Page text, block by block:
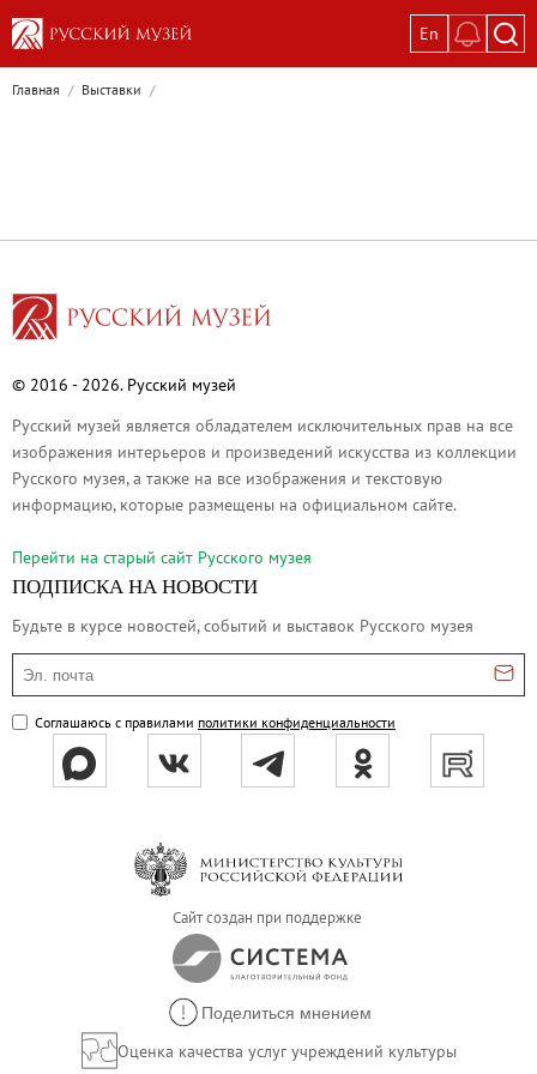
En
Выставки
Окрестности Санкт-Петербурга в
Памяти Киры Владимировны
Постоянные экспозиции
Русское искусство первой половины
Древнерусское искусство ХII—XVII
Русское искусство XVIII века
Русское искусство второй половины
Русское народное искусство XVII-XXI
Будущие выставки
Выездные выставки
Садко
Михаил Нестеров
Архив выставок
Эпоха Императора Александра III и её
Архип Куинджи. Иллюзия света
Русская традиция
Наш авангард
Фёдор Васильев. К 175-летию со дня
Посетителям
Справочная информация
Главная / Выставки /
© 2016 - 2026. Русский музей
Русский музей является обладателем исключительных прав на все
изображения интерьеров и произведений искусства из коллекции
Русского музея, а также на все изображения и текстовую
информацию, которые размещены на официальном сайте.
Перейти на cтарый сайт Русского музея
ПОДПИСКА НА НОВОСТИ
Будьте в курсе новостей, событий и выставок Русского музея
Эл. почта
Соглашаюсь с правилами политики конфиденциальности
Сайт создан при поддержке
Поделиться мнением
Оценка качества услуг учреждений культуры